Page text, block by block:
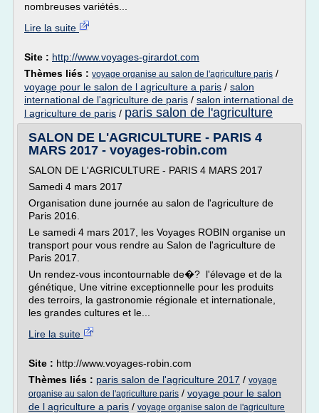
nombreuses variétés...
Lire la suite
Site : http://www.voyages-girardot.com
Thèmes liés : voyage organise au salon de l'agriculture paris /
voyage pour le salon de l agriculture a paris / salon
international de l'agriculture de paris / salon international de
l agriculture de paris / paris salon de l'agriculture
SALON DE L'AGRICULTURE - PARIS 4
MARS 2017 - voyages-robin.com
SALON DE L'AGRICULTURE - PARIS 4 MARS 2017
Samedi 4 mars 2017
Organisation dune journée au salon de l'agriculture de
Paris 2016.
Le samedi 4 mars 2017, les Voyages ROBIN organise un
transport pour vous rendre au Salon de l'agriculture de
Paris 2017.
Un rendez-vous incontournable de�? l'élevage et de la
génétique, Une vitrine exceptionnelle pour les produits
des terroirs, la gastronomie régionale et internationale,
les grandes cultures et le...
Lire la suite
Site : http://www.voyages-robin.com
Thèmes liés : paris salon de l'agriculture 2017 / voyage
organise au salon de l'agriculture paris / voyage pour le salon
de l agriculture a paris / voyage organise salon de l'agriculture